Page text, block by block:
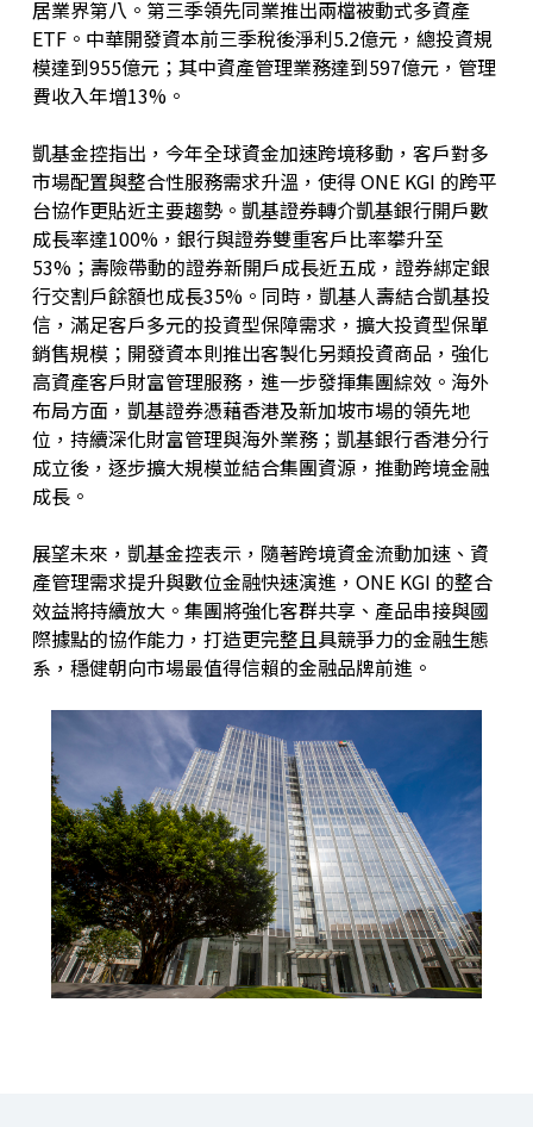
居業界第八。第三季領先同業推出兩檔被動式多資產
ETF。中華開發資本前三季稅後淨利5.2億元，總投資規
模達到955億元；其中資產管理業務達到597億元，管理
費收入年增13%。
凱基金控指出，今年全球資金加速跨境移動，客戶對多
市場配置與整合性服務需求升溫，使得 ONE KGI 的跨平
台協作更貼近主要趨勢。凱基證券轉介凱基銀行開戶數
成長率達100%，銀行與證券雙重客戶比率攀升至
53%；壽險帶動的證券新開戶成長近五成，證券綁定銀
行交割戶餘額也成長35%。同時，凱基人壽結合凱基投
信，滿足客戶多元的投資型保障需求，擴大投資型保單
銷售規模；開發資本則推出客製化另類投資商品，強化
高資產客戶財富管理服務，進一步發揮集團綜效。海外
布局方面，凱基證券憑藉香港及新加坡市場的領先地
位，持續深化財富管理與海外業務；凱基銀行香港分行
成立後，逐步擴大規模並結合集團資源，推動跨境金融
成長。
展望未來，凱基金控表示，隨著跨境資金流動加速、資
產管理需求提升與數位金融快速演進，ONE KGI 的整合
效益將持續放大。集團將強化客群共享、產品串接與國
際據點的協作能力，打造更完整且具競爭力的金融生態
系，穩健朝向市場最值得信賴的金融品牌前進。